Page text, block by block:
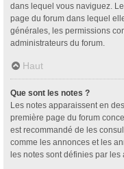
dans lequel vous naviguez.
page du forum dans lequel
générales, les permissions
administrateurs du forum.
Haut
Que sont les notes ?
Les notes apparaissent en
première page du forum
est recommandé de les
comme les annonces et les
les notes sont définies par les